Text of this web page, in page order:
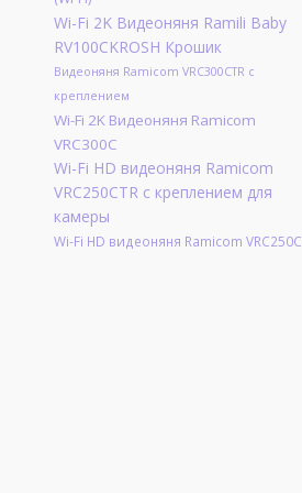
Wi-Fi 2K Видеоняня Ramili Baby
RV100CKROSH Крошик
Видеоняня Ramicom VRC300CTR с
креплением
Wi-Fi 2K Видеоняня Ramicom
VRC300C
Wi-Fi HD видеоняня Ramicom
VRC250CTR с креплением для
камеры
Wi-Fi HD видеоняня Ramicom VRC250C